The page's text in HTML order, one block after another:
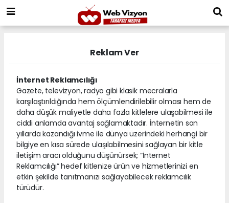
Reklam Ver
İnternet Reklamcılığı
Gazete, televizyon, radyo gibi klasik mecralarla
karşılaştırıldığında hem ölçümlendirilebilir olması hem de
daha düşük maliyetle daha fazla kitlelere ulaşabilmesi ile
ciddi anlamda avantaj sağlamaktadır. İnternetin son
yıllarda kazandığı ivme ile dünya üzerindeki herhangi bir
bilgiye en kısa sürede ulaşılabilmesini sağlayan bir kitle
iletişim aracı olduğunu düşünürsek; “İnternet
Reklamcılığı” hedef kitlenize ürün ve hizmetlerinizi en
etkin şekilde tanıtmanızı sağlayabilecek reklamcılık
türüdür.